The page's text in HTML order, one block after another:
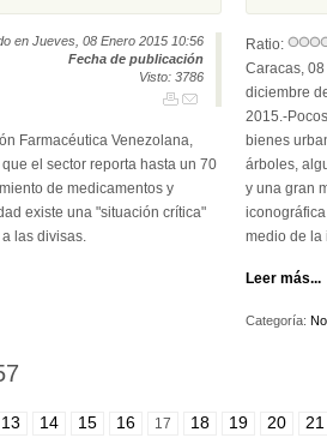
en Jueves, 08 Enero 2015 10:56
Fecha de publicación
Visto: 3786
Farmacéutica Venezolana,
el sector reporta hasta un 70
de medicamentos y
existe una "situación crítica"
las divisas.
Ratio:
Caracas,
diciembre
2015.-Pocos
bienes
árboles,
y una gran
medio de la
Leer más...
Categoría:
13 14 15 16 17 18 19 20 21